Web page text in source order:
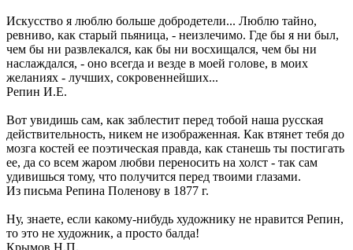
Искусство я люблю больше добродетели... Люблю тайно,
ревниво, как старый пьяница, - неизлечимо. Где бы я ни был,
чем бы ни развлекался, как бы ни восхищался, чем бы ни
наслаждался, - оно всегда и везде в моей голове, в моих
желаниях - лучших, сокровеннейших...
Репин И.Е.
Вот увидишь сам, как заблестит перед тобой наша русская
действительность, никем не изображенная. Как втянет тебя до
мозга костей ее поэтическая правда, как станешь ты постигать
ее, да со всем жаром любви переносить на холст - так сам
удивишься тому, что получится перед твоими глазами.
Из письма Репина Поленову в 1877 г.
Ну, знаете, если какому-нибудь художнику не нравится Репин,
то это не художник, а просто балда!
Крымов Н.П.